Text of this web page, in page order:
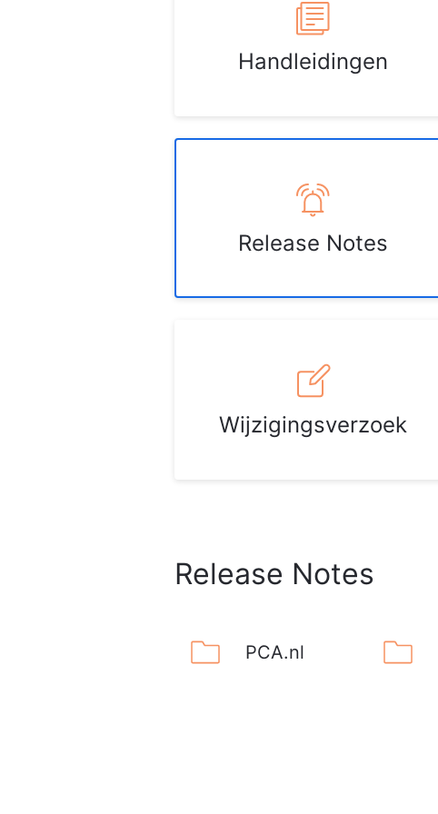
Handleidingen
Release Notes
Wijzigingsverzoek
Release Notes
PCA.nl